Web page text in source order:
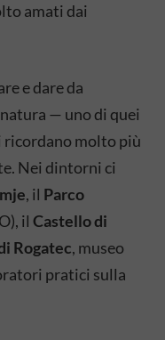
amati dai
e dare da
— uno di quei
ricordano molto più
Nei dintorni ci
, il Parco
il Castello di
Rogatec, museo
pratici sulla